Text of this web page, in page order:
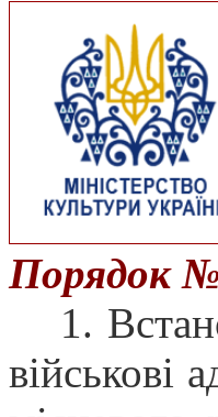
Порядок
1.
військові